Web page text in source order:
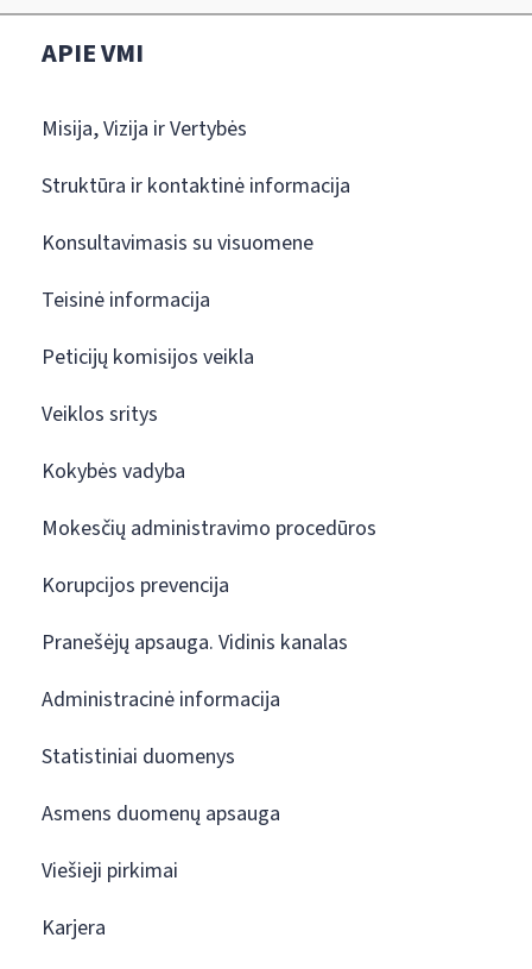
APIE VMI
Misija, Vizija ir Vertybės
Struktūra ir kontaktinė informacija
Konsultavimasis su visuomene
Teisinė informacija
Peticijų komisijos veikla
Veiklos sritys
Kokybės vadyba
Mokesčių administravimo procedūros
Korupcijos prevencija
Pranešėjų apsauga. Vidinis kanalas
Administracinė informacija
Statistiniai duomenys
Asmens duomenų apsauga
Viešieji pirkimai
Karjera